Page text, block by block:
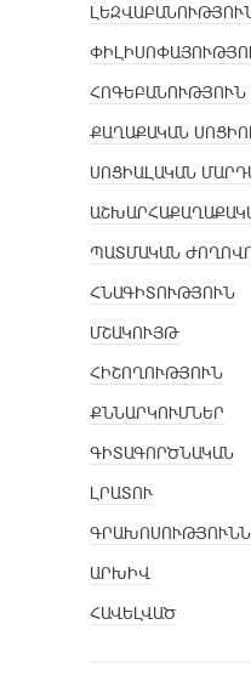
ՀՈԳԵԲԱՆՈՒԹՅՈՒՆ
ՔԱՂԱՔԱԿԱՆ
ՍՈՑԻԱԼԱԿԱՆ
ՊԱՏՄԱԿԱՆ
ՀՆԱԳԻՏՈՒԹՅՈՒՆ
ՄՇԱԿՈՒՅԹ
ՀԻՇՈՂՈՒԹՅՈՒՆ
ՔՆՆԱՐԿՈՒՄՆԵՐ
ԳԻՏԱԳՈՐԾՆԱԿԱՆ
ԼՐԱՏՈՒ
ԱՐԽԻՎ
ՀԱՎԵԼՎԱԾ